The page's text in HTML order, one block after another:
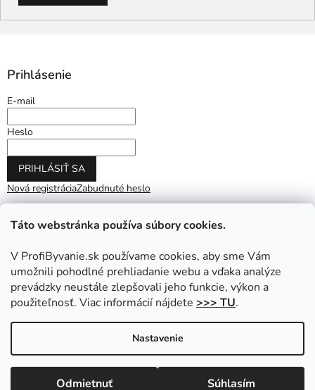
Táto webstránka používa súbory cookies.
V ProfiByvanie.sk používame cookies, aby sme Vám
umožnili pohodlné prehliadanie webu a vďaka analýze
prevádzky neustále zlepšovali jeho funkcie, výkon a
použiteľnosť. Viac informácií nájdete >>> TU.
Nastavenie
Odmietnuť Súhlasím
Prihlásenie
E-mail
Heslo
PRIHLÁSIŤ SA
Nová registráciaZabudnuté heslo
Copyright 2026ProfiByvanie.sk. Všetky práva vyhradené.
Upraviť nastavenie cookies